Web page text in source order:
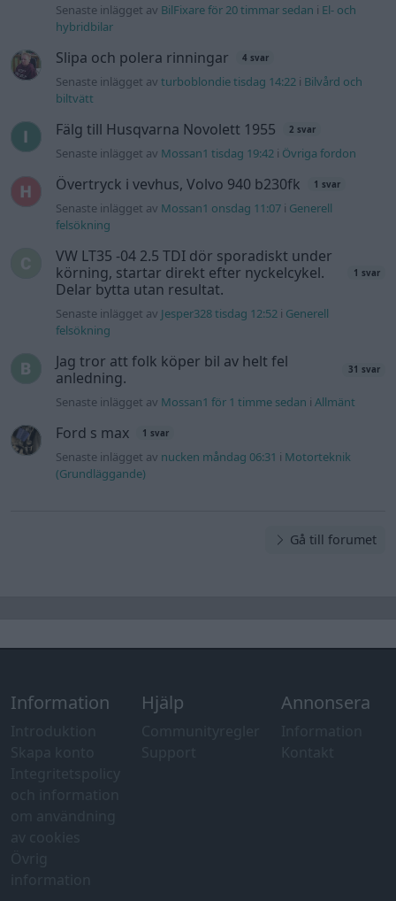
Senaste inlägget av BilFixare för 20 timmar sedan i El- och
hybridbilar
Slipa och polera rinningar 4 svar
Senaste inlägget avturboblondie tisdag 14:22 i Bilvård och
biltvätt
Fälg till Husqvarna Novolett 1955 2 svar
Senaste inlägget av Mossan1 tisdag 19:42 i Övriga fordon
Övertryck i vevhus, Volvo 940 b230fk 1 svar
Senaste inlägget av Mossan1 onsdag 11:07 i Generell
felsökning
VW LT35 -04 2.5 TDI dör sporadiskt under
körning, startar direkt efter nyckelcykel.
Delar bytta utan resultat.
1 svar
Senaste inlägget av Jesper328 tisdag 12:52 i Generell
felsökning
Jag tror att folk köper bil av helt fel
anledning.
31 svar
Senaste inlägget av Mossan1 för 1 timme sedan i Allmänt
Ford s max 1 svar
Senaste inlägget av nucken måndag 06:31 i Motorteknik
(Grundläggande)
Gå till forumet
Information Hjälp Annonsera